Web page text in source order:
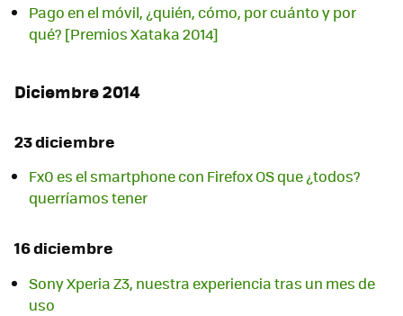
Pago en el móvil, ¿quién, cómo, por cuánto y por
qué? [Premios Xataka 2014]
Diciembre 2014
23 diciembre
Fx0 es el smartphone con Firefox OS que ¿todos?
querríamos tener
16 diciembre
Sony Xperia Z3, nuestra experiencia tras un mes de
uso